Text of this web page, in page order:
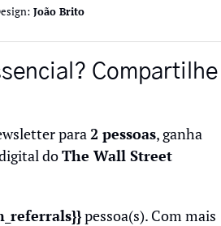
João Brito
Compartilhe
para 2 pessoas, ganha
do The Wall Street